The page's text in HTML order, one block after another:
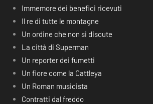
Immemore dei benefici ricevuti
Il re di tutte le montagne
Un ordine che non si discute
La città di Superman
Un reporter dei fumetti
Un fiore come la Cattleya
Un Roman musicista
Contratti dal freddo